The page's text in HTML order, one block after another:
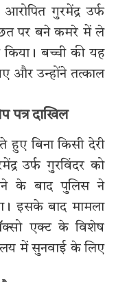
गुरमेंद्र उर्फ
पर बने कमरे में ले
बच्ची की यह
और उन्होंने तत्काल
पत्र दाखिल
बिना किसी देरी
उर्फ गुरविंदर को
के बाद पुलिस ने
इसके बाद मामला
एक्ट के विशेष
में सुनवाई के लिए